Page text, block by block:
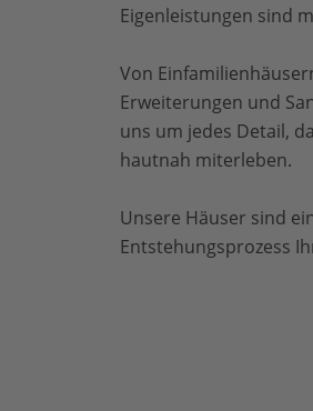
Eigenleistungen sind
Von
Erweiterungen und
uns um jedes Detail,
hautnah miterleben.
Unsere Häuser sind
Entstehungsprozess